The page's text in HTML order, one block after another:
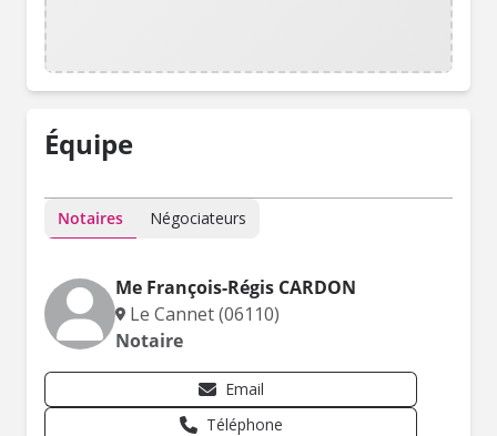
Équipe
Notaires Négociateurs
Me François-Régis CARDON
Le Cannet (06110)
Notaire
Email
Téléphone